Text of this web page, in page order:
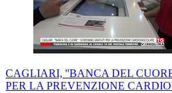
CAGLIARI, ''BANCA DEL
PER LA PREVENZIONE